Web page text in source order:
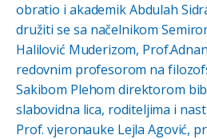
obratio i akademik Abdulah
družiti se sa načelnikom
Halilović Muderizom,
redovnim profesorom na
Sakibom Plehom direktorom
slabovidna lica, roditeljima i
Prof. vjeronauke Lejla Agović,